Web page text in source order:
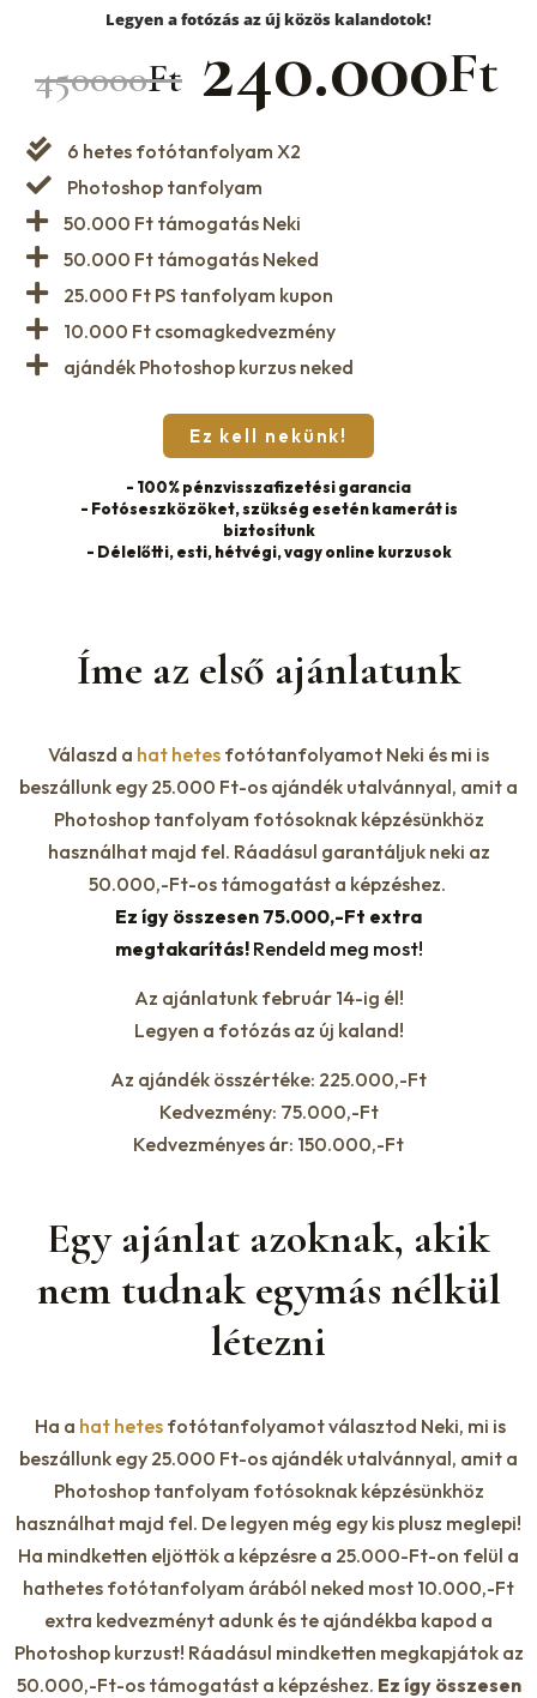
Legyen a fotózás az új közös kalandotok!
450000Ft 240.000Ft
6 hetes fotótanfolyam X2
Photoshop tanfolyam
50.000 Ft támogatás Neki
50.000 Ft támogatás Neked
25.000 Ft PS tanfolyam kupon
10.000 Ft csomagkedvezmény
ajándék Photoshop kurzus neked
Ez kell nekünk!
- 100% pénzvisszafizetési garancia
- Fotóseszközöket, szükség esetén kamerát is
biztosítunk
- Délelőtti, esti, hétvégi, vagy online kurzusok
Íme az első ajánlatunk
Válaszd a hat hetes fotótanfolyamot Neki és mi is
beszállunk egy 25.000 Ft-os ajándék utalvánnyal, amit a
Photoshop tanfolyam fotósoknak képzésünkhöz
használhat majd fel. Ráadásul garantáljuk neki az
50.000,-Ft-os támogatást a képzéshez.
Ez így összesen 75.000,-Ft extra
megtakarítás! Rendeld meg most!
Az ajánlatunk február 14-ig él!
Legyen a fotózás az új kaland!
Az ajándék összértéke: 225.000,-Ft
Kedvezmény: 75.000,-Ft
Kedvezményes ár: 150.000,-Ft
Egy ajánlat azoknak, akik
nem tudnak egymás nélkül
létezni
Ha a hat hetes fotótanfolyamot választod Neki, mi is
beszállunk egy 25.000 Ft-os ajándék utalvánnyal, amit a
Photoshop tanfolyam fotósoknak képzésünkhöz
használhat majd fel. De legyen még egy kis plusz meglepi!
Ha mindketten eljöttök a képzésre a 25.000-Ft-on felül a
hathetes fotótanfolyam árából neked most 10.000,-Ft
extra kedvezményt adunk és te ajándékba kapod a
Photoshop kurzust! Ráadásul mindketten megkapjátok az
50.000,-Ft-os támogatást a képzéshez. Ez így összesen